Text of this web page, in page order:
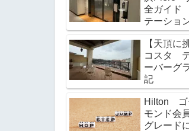
全ガイド
テーショ
【天頂に
コスタ
ーバーグ
記
Hilton ゴ
モンド会
グレード